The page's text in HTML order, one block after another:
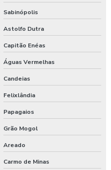
Sabinópolis
Astolfo Dutra
Capitão Enéas
Águas Vermelhas
Candeias
Felixlândia
Papagaios
Grão Mogol
Areado
Carmo de Minas